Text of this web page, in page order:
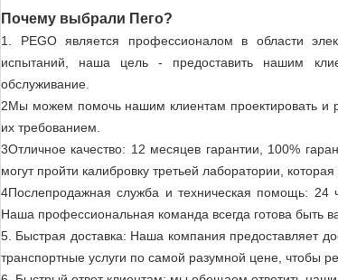
Почему выбрали Пего?
1. PEGO является профессионалом в области
испытаний, наша цель - предоставить нашим
обслуживание.
2Мы можем помочь нашим клиентам проектировать и
их требованием.
3Отличное качество: 12 месяцев гарантии, 100%
могут пройти калибровку третьей лаборатории,
4Послепродажная служба и техническая помощь: 24
Наша профессиональная команда всегда готова быть
5. Быстрая доставка: Наша компания предоставляет
транспортные услуги по самой разумной цене, чтобы